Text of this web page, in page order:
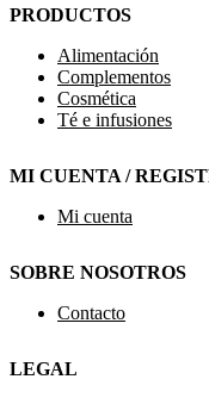
PRODUCTOS
Alimentación
Complementos
Cosmética
Té e infusiones
MI CUENTA /
Mi cuenta
SOBRE NOSOTROS
Contacto
LEGAL